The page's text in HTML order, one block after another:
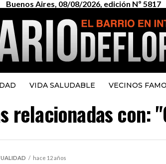
Buenos Aires, 08/08/2026, edición Nº 5817
VIDA SALUDABLE VECINOS
relacionadas con:
hace 12 años